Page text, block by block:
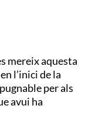
mereix aquesta
l’inici de la
per als
avui ha